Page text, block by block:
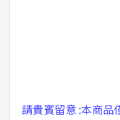
請貴賓留意 :本商品